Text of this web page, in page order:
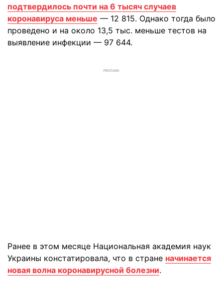
подтвердилось почти на 6 тысяч случаев
коронавируса меньше — 12 815. Однако тогда было
проведено и на около 13,5 тыс. меньше тестов на
выявление инфекции — 97 644.
РЕКЛАМА
Ранее в этом месяце Национальная академия наук
Украины констатировала, что в стране начинается
новая волна коронавирусной болезни.